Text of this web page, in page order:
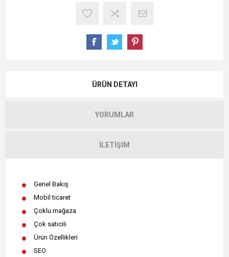
ÜRÜN DETAYI
YORUMLAR
İLETIŞIM
Genel Bakış
Mobil ticaret
Çoklu mağaza
Çok satıcılı
Ürün Özellikleri
SEO